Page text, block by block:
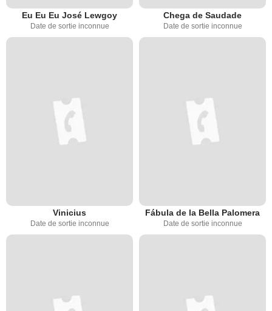
Eu Eu Eu José Lewgoy
Date de sortie inconnue
Chega de Saudade
Date de sortie inconnue
Vinicius
Date de sortie inconnue
Fábula de la Bella Palomera
Date de sortie inconnue